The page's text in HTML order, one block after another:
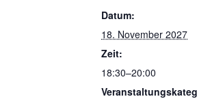
Datum:
18. November 2027
Zeit:
18:30–20:00